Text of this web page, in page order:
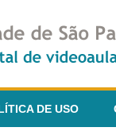
DE USO